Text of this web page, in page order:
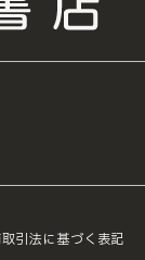
引法に基づく表記